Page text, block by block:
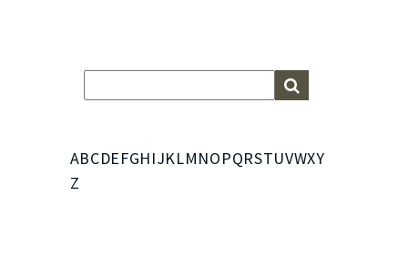
ABCDEFGHIJKLMNOPQRSTUVWXY
Z